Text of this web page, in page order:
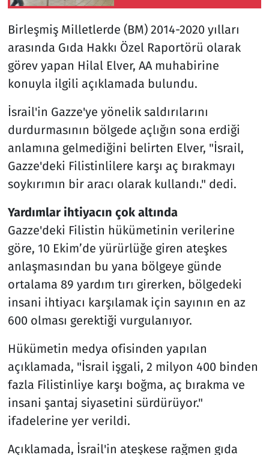
Birleşmiş Milletlerde (BM) 2014-2020 yılları
arasında Gıda Hakkı Özel Raportörü olarak
görev yapan Hilal Elver, AA muhabirine
konuyla ilgili açıklamada bulundu.
İsrail'in Gazze'ye yönelik saldırılarını
durdurmasının bölgede açlığın sona erdiği
anlamına gelmediğini belirten Elver, "İsrail,
Gazze'deki Filistinlilere karşı aç bırakmayı
soykırımın bir aracı olarak kullandı." dedi.
Yardımlar ihtiyacın çok altında
Gazze'deki Filistin hükümetinin verilerine
göre, 10 Ekim’de yürürlüğe giren ateşkes
anlaşmasından bu yana bölgeye günde
ortalama 89 yardım tırı girerken, bölgedeki
insani ihtiyacı karşılamak için sayının en az
600 olması gerektiği vurgulanıyor.
Hükümetin medya ofisinden yapılan
açıklamada, "İsrail işgali, 2 milyon 400 binden
fazla Filistinliye karşı boğma, aç bırakma ve
insani şantaj siyasetini sürdürüyor."
ifadelerine yer verildi.
Açıklamada, İsrail'in ateşkese rağmen gıda